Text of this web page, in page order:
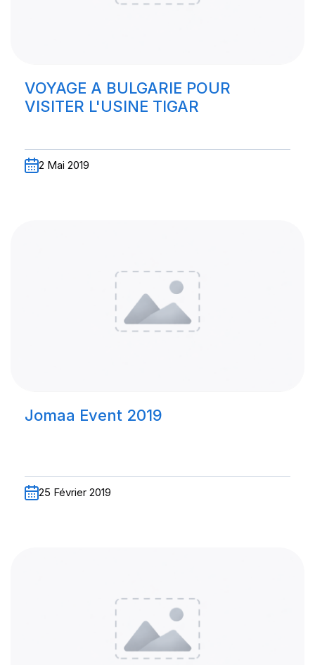
VOYAGE A BULGARIE POUR
VISITER L'USINE TIGAR
2 Mai 2019
Jomaa Event 2019
25 Février 2019